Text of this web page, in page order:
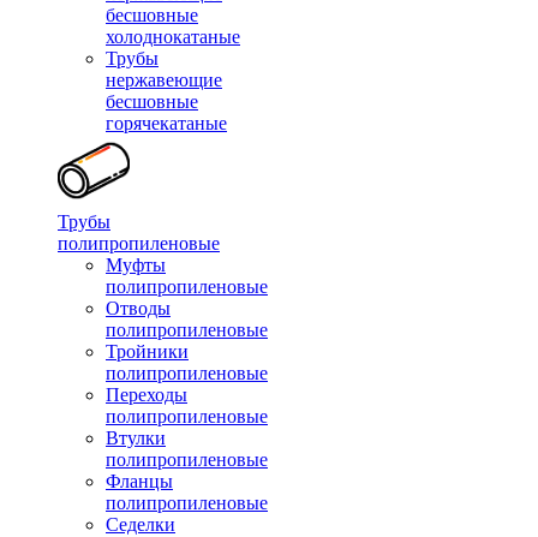
бесшовные
холоднокатаные
Трубы
нержавеющие
бесшовные
горячекатаные
Трубы
полипропиленовые
Муфты
полипропиленовые
Отводы
полипропиленовые
Тройники
полипропиленовые
Переходы
полипропиленовые
Втулки
полипропиленовые
Фланцы
полипропиленовые
Седелки